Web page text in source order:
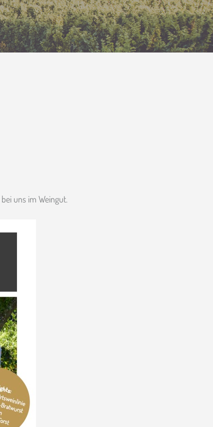
uns im Weingut.